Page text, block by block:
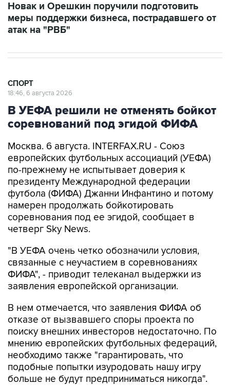
Новак и Орешкин поручили подготовить
меры поддержки бизнеса, пострадавшего от
атак на "РВБ"
СПОРТ
18:46, 6 августа 2026
В УЕФА решили не отменять бойкот
соревнований под эгидой ФИФА
Москва. 6 августа. INTERFAX.RU - Союз
европейских футбольных ассоциаций (УЕФА)
по-прежнему не испытывает доверия к
президенту Международной федерации
футбола (ФИФА) Джанни Инфантино и потому
намерен продолжать бойкотировать
соревнования под ее эгидой, сообщает в
четверг Sky News.
"В УЕФА очень четко обозначили условия,
связанные с неучастием в соревнованиях
ФИФА", - приводит телеканал выдержки из
заявления европейской организации.
В нем отмечается, что заявления ФИФА об
отказе от вызвавшего споры проекта по
поиску внешних инвесторов недостаточно. По
мнению европейских футбольных федераций,
необходимо также "гарантировать, что
подобные попытки изуродовать нашу игру
больше не будут предприниматься никогда".